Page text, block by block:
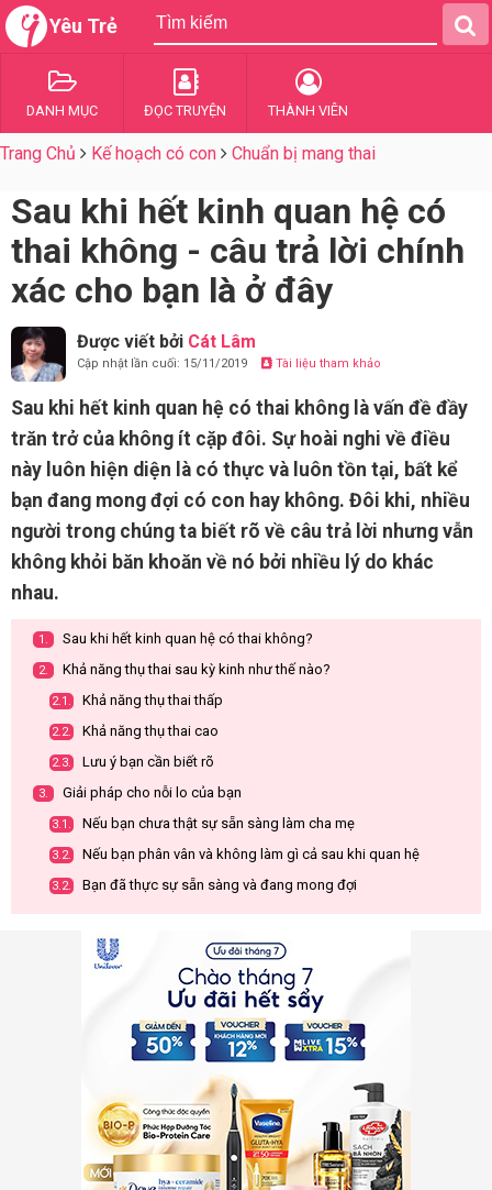
Yêu Trẻ
DANH MỤC ĐỌC TRUYỆN THÀNH VIÊN
Trang Chủ Kế hoạch có con Chuẩn bị mang thai
Sau khi hết kinh quan hệ có
thai không - câu trả lời chính
xác cho bạn là ở đây
Được viết bởi Cát Lâm
Cập nhật lần cuối: 15/11/2019 Tài liệu tham khảo
Sau khi hết kinh quan hệ có thai không là vấn đề đầy
trăn trở của không ít cặp đôi. Sự hoài nghi về điều
này luôn hiện diện là có thực và luôn tồn tại, bất kể
bạn đang mong đợi có con hay không. Đôi khi, nhiều
người trong chúng ta biết rõ về câu trả lời nhưng vẫn
không khỏi băn khoăn về nó bởi nhiều lý do khác
nhau.
1. Sau khi hết kinh quan hệ có thai không?
2. Khả năng thụ thai sau kỳ kinh như thế nào?
2.1. Khả năng thụ thai thấp
2.2. Khả năng thụ thai cao
2.3. Lưu ý bạn cần biết rõ
3. Giải pháp cho nỗi lo của bạn
3.1. Nếu bạn chưa thật sự sẵn sàng làm cha mẹ
3.2. Nếu bạn phân vân và không làm gì cả sau khi quan hệ
3.2. Bạn đã thực sự sẵn sàng và đang mong đợi